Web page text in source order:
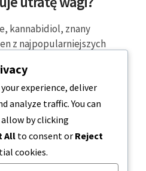
kannabidiol, znany
z najpopularniejszych
Cannabis…
12-20
experience, deliver
analyze traffic. You can
by clicking
All to consent or Reject
cookies.